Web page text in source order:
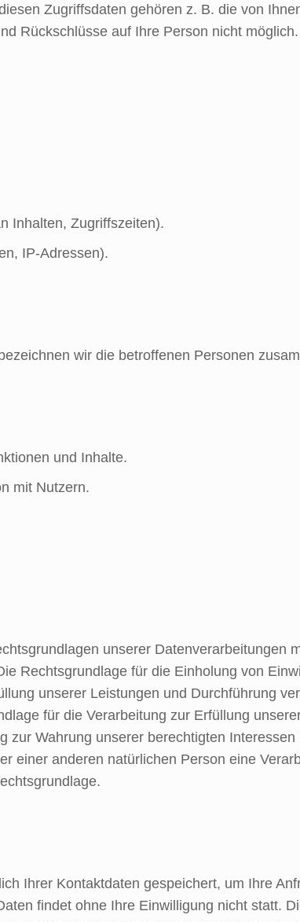
Zugriffsdaten gehören z. B. die von
Rückschlüsse auf Ihre Person nicht möglich.
Inhalten, Zugriffszeiten).
IP-Adressen).
wir die betroffenen Personen
und Inhalte.
mit Nutzern.
unserer Datenverarbeitungen
Rechtsgrundlage für die Einholung von
unserer Leistungen und Durchführung
für die Verarbeitung zur Erfüllung
Wahrung unserer berechtigten
einer anderen natürlichen Person eine
Ihrer Kontaktdaten gespeichert, um Ihre
findet ohne Ihre Einwilligung nicht statt.